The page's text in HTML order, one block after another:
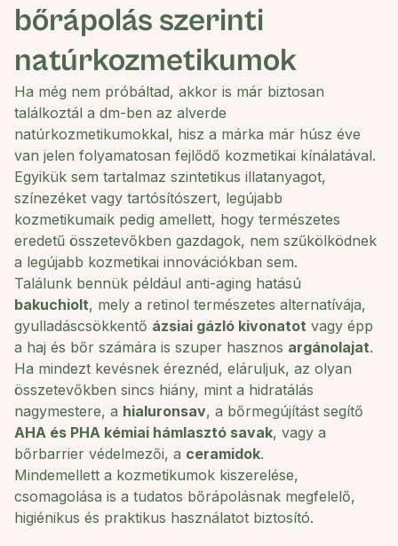
bőrápolás szerinti
natúrkozmetikumok
Ha még nem próbáltad, akkor is már biztosan
találkoztál a dm-ben az alverde
natúrkozmetikumokkal, hisz a márka már húsz éve
van jelen folyamatosan fejlődő kozmetikai kínálatával.
Egyikük sem tartalmaz szintetikus illatanyagot,
színezéket vagy tartósítószert, legújabb
kozmetikumaik pedig amellett, hogy természetes
eredetű összetevőkben gazdagok, nem szűkölködnek
a legújabb kozmetikai innovációkban sem.
Találunk bennük például anti-aging hatású
bakuchiolt, mely a retinol természetes alternatívája,
gyulladáscsökkentő ázsiai gázló kivonatot vagy épp
a haj és bőr számára is szuper hasznos argánolajat.
Ha mindezt kevésnek éreznéd, eláruljuk, az olyan
összetevőkben sincs hiány, mint a hidratálás
nagymestere, a hialuronsav, a bőrmegújítást segítő
AHA és PHA kémiai hámlasztó savak, vagy a
bőrbarrier védelmezői, a ceramidok.
Mindemellett a kozmetikumok kiszerelése,
csomagolása is a tudatos bőrápolásnak megfelelő,
higiénikus és praktikus használatot biztosító.